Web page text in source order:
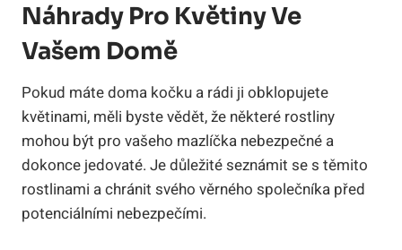
Náhrady Pro Květiny Ve
Vašem Domě
Pokud máte doma kočku a rádi ji obklopujete
květinami, měli byste vědět, že některé rostliny
mohou být pro vašeho mazlíčka nebezpečné a
dokonce jedovaté. Je důležité seznámit se s těmito
rostlinami a chránit svého věrného společníka před
potenciálními nebezpečími.